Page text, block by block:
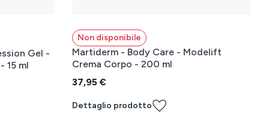
Gel -
15 ml
Non disponibile
Martiderm - Body Care - Modelift
Crema Corpo - 200 ml
37,95 €
Dettaglio prodotto